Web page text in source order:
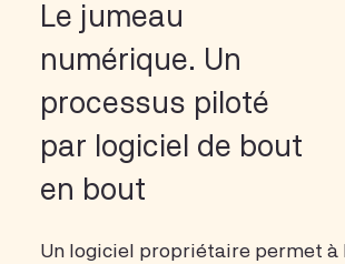
Le jumeau
numérique. Un
processus piloté
par logiciel de bout
en bout
Un logiciel propriétaire permet à